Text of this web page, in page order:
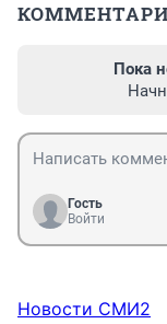
Пока
Гость
Войти
Новости СМИ2